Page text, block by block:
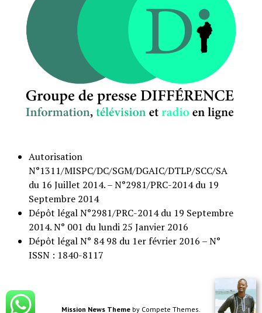
Autorisation
N°1311/MISPC/DC/SGM/DGAIC/DTLP/SCC/SA
du 16 Juillet 2014. – N°2981/PRC-2014 du 19
Septembre 2014
Dépôt légal N°2981/PRC-2014 du 19 Septembre
2014. N° 001 du lundi 25 Janvier 2016
Dépôt légal N° 84 98 du 1er février 2016 – N°
ISSN : 1840-8117
Mission News Theme by Compete Themes.